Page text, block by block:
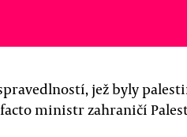
jež byly
ministr zahraničí